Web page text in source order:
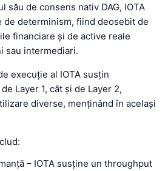
său de consens nativ DAG, IOTA
determinism, fiind deosebit de
financiare și de active reale
sau intermediari.
execuție al IOTA susțin
Layer 1, cât și de Layer 2,
diverse, menținând în același
– IOTA susține un throughput